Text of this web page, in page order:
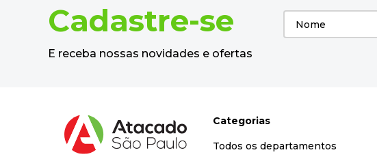
Cadastre-se
E receba nossas novidades e ofertas
Categorias
Todos os departamentos